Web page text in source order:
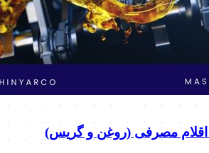
و اقلام مصرفی (روغن و گریس)